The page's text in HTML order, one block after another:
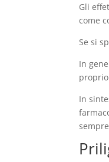
Gli
come
Se si
In
In